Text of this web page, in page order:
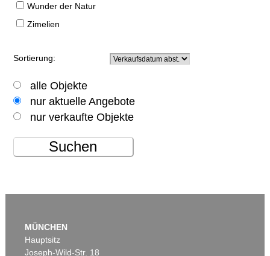
Wunder der Natur
Zimelien
Sortierung:
alle Objekte
nur aktuelle Angebote
nur verkaufte Objekte
Suchen
MÜNCHEN
Hauptsitz
Joseph-Wild-Str. 18